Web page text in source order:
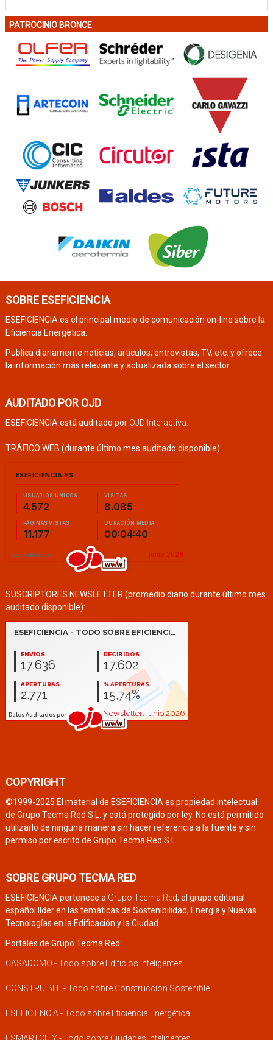
PATROCINIO BRONCE
SOBRE ESEFICIENCIA
ESEFICIENCIA es el principal medio de comunicación on-line sobre la
Eficiencia Energética.
Publica diariamente noticias, artículos, entrevistas, TV, etc. y ofrece
la información más relevante y actualizada sobre el sector.
AUDITADO POR OJD
ESEFICIENCIA está auditado por OJD Interactiva.
TRÁFICO WEB (durante último mes auditado disponible):
SUSCRIPTORES NEWSLETTER (promedio diario durante último mes
auditado disponible):
COPYRIGHT
©1999-2025 El material de ESEFICIENCIA es propiedad intelectual
de Grupo Tecma Red S.L. y está protegido por ley. No está permitido
utilizarlo de ninguna manera sin hacer referencia a la fuente y sin
permiso por escrito de Grupo Tecma Red S.L.
SOBRE GRUPO TECMA RED
ESEFICIENCIA pertenece a Grupo Tecma Red, el grupo editorial
español líder en las temáticas de Sostenibilidad, Energía y Nuevas
Tecnologías en la Edificación y la Ciudad.
Portales de Grupo Tecma Red:
CASADOMO - Todo sobre Edificios Inteligentes
CONSTRUIBLE - Todo sobre Construcción Sostenible
ESEFICIENCIA - Todo sobre Eficiencia Energética